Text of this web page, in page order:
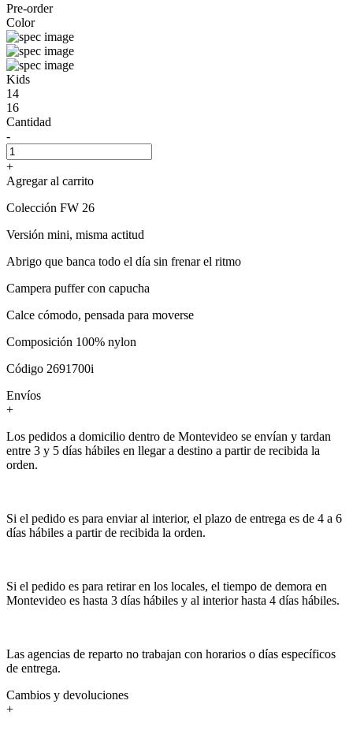
Pre-order
Color
Kids
14
16
Cantidad
-
+
Agregar al carrito
Colección FW 26
Versión mini, misma actitud
Abrigo que banca todo el día sin frenar el ritmo
Campera puffer con capucha
Calce cómodo, pensada para moverse
Composición 100% nylon
Código 2691700i
Envíos
+
Los pedidos a domicilio dentro de Montevideo se envían y tardan
entre 3 y 5 días hábiles en llegar a destino a partir de recibida la
orden.
Si el pedido es para enviar al interior, el plazo de entrega es de 4 a 6
días hábiles a partir de recibida la orden.
Si el pedido es para retirar en los locales, el tiempo de demora en
Montevideo es hasta 3 días hábiles y al interior hasta 4 días hábiles.
Las agencias de reparto no trabajan con horarios o días específicos
de entrega.
Cambios y devoluciones
+